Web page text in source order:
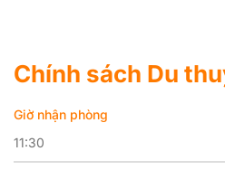
Chính sách Du
Giờ nhận phòng
11:30